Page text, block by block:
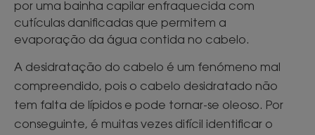
por uma bainha capilar enfraquecida com
cutículas danificadas que permitem a
evaporação da água contida no cabelo.
A desidratação do cabelo é um fenómeno mal
compreendido, pois o cabelo desidratado não
tem falta de lípidos e pode tornar-se oleoso. Por
conseguinte, é muitas vezes difícil identificar o